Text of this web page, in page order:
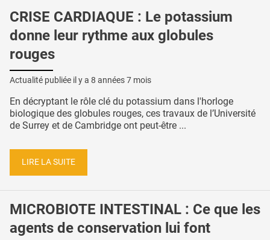
CRISE CARDIAQUE : Le potassium
donne leur rythme aux globules
rouges
Actualité publiée il y a 8 années 7 mois
En décryptant le rôle clé du potassium dans l'horloge
biologique des globules rouges, ces travaux de l’Université
de Surrey et de Cambridge ont peut-être ...
LIRE LA SUITE
MICROBIOTE INTESTINAL : Ce que les
agents de conservation lui font